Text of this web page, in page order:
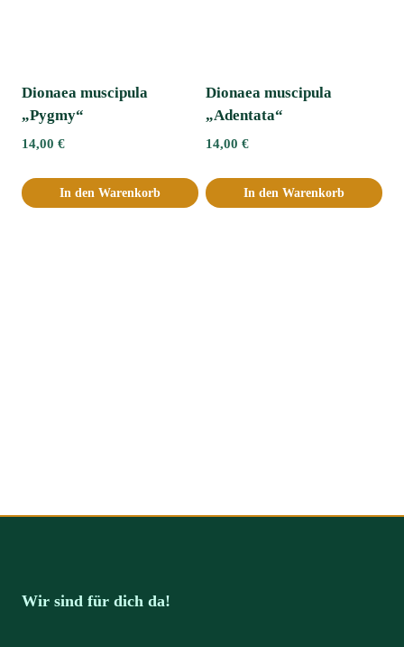
Dionaea muscipula
„Pygmy“
14,00 €
In den Warenkorb
Dionaea muscipula
„Adentata“ﾠ
14,00 €
In den Warenkorb
Wir sind für dich da!